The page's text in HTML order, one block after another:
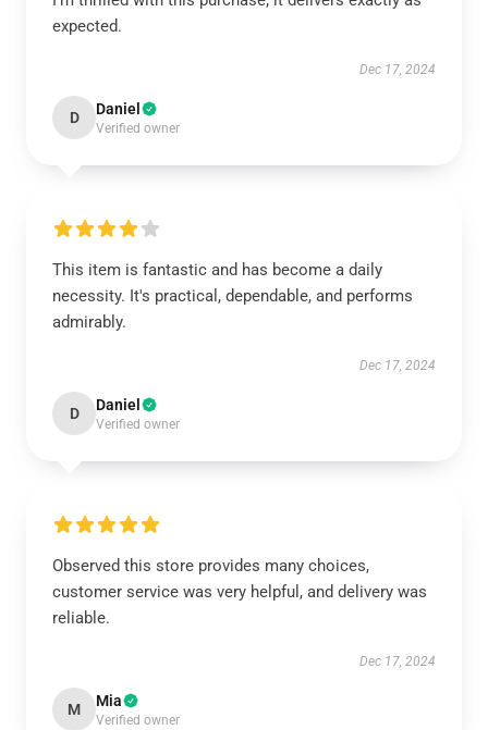
expected.
Dec 17, 2024
D Daniel
Verified owner
This item is fantastic and has become a daily
necessity. It's practical, dependable, and performs
admirably.
Dec 17, 2024
D Daniel
Verified owner
Observed this store provides many choices,
customer service was very helpful, and delivery was
reliable.
Dec 17, 2024
M Mia
Verified owner